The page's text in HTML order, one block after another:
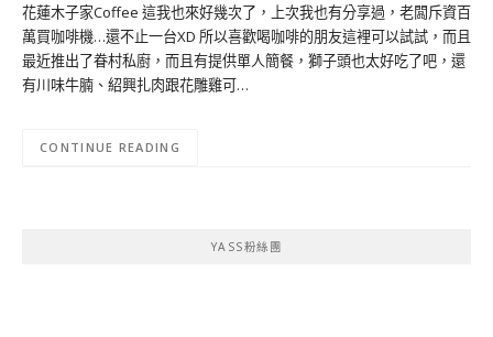
花蓮木子家Coffee 這我也來好幾次了，上次我也有分享過，老闆斥資百
萬買咖啡機…還不止一台XD 所以喜歡喝咖啡的朋友這裡可以試試，而且
最近推出了眷村私廚，而且有提供單人簡餐，獅子頭也太好吃了吧，還
有川味牛腩、紹興扎肉跟花雕雞可…
CONTINUE READING
YASS粉絲團